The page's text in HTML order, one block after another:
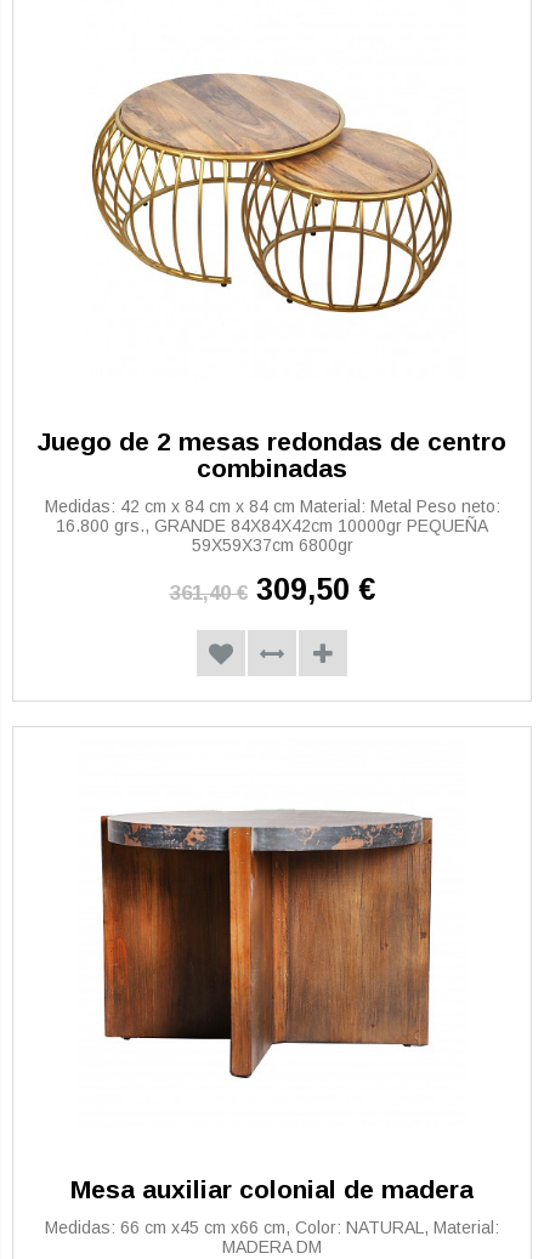
Juego de 2 mesas redondas de centro
combinadas
Medidas: 42 cm x 84 cm x 84 cm Material: Metal Peso neto:
16.800 grs., GRANDE 84X84X42cm 10000gr PEQUEÑA
59X59X37cm 6800gr
361,40 € 309,50 €
Mesa auxiliar colonial de madera
Medidas: 66 cm x45 cm x66 cm, Color: NATURAL, Material:
MADERA DM